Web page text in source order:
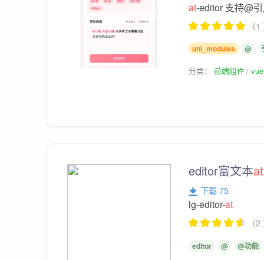
at-editor 支持@
（
uni_modules @
分类：前端组件
editor富文本at
下载 75
lg-editor-at
（
editor @ @功能